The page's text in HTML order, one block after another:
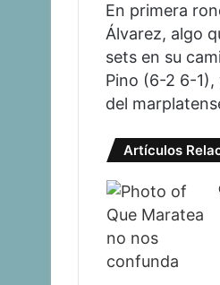
En primera
Álvarez, algo
sets en su
Pino (6-2 6-
del
Artículos